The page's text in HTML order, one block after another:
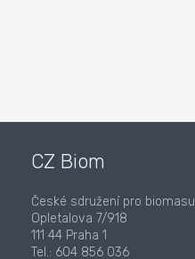
CZ Biom
České sdružení pro biomasu
Opletalova 7/918
111 44 Praha 1
Tel.: 604 856 036